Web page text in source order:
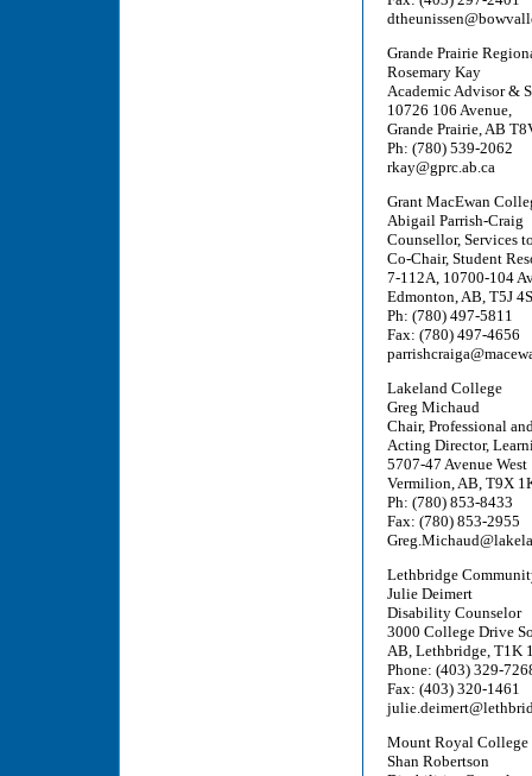
Grande Prairie
Rosemary Kay
Academic Advisor &
10726 106 Avenue,
Grande Prairie, AB
Ph: (780) 539-2062
rkay@gprc.ab.ca
Grant MacEwan
Abigail Parrish-Craig
Counsellor, Services
Co-Chair, Student
7-112A, 10700-104
Edmonton, AB, T5J
Ph: (780) 497-5811
Fax: (780) 497-4656
Lakeland College
Greg Michaud
Chair, Professional
Acting Director,
5707-47 Avenue West
Vermilion, AB, T9X
Ph: (780) 853-8433
Fax: (780) 853-2955
Lethbridge
Julie Deimert
Disability Counselor
3000 College Drive
AB, Lethbridge, T1K
Phone: (403) 329-
Fax: (403) 320-1461
Mount Royal College
Shan Robertson